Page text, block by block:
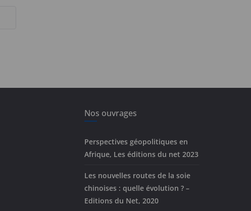
Nos ouvrages
Perspectives géopolitiques en
Afrique, Les éditions du net 2023
Les nouvelles routes de la soie
chinoises : quelle évolution ? –
Editions du Net, 2020